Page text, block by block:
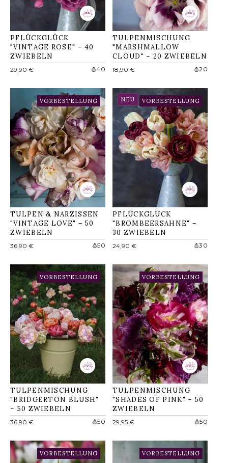
PFLÜCKGLÜCK
"VINTAGE ROSE" – 40
ZWIEBELN
Normaler
29,90 € 40
TULPENMISCHUNG
"MARSHMALLOW
CLOUD" – 20 ZWIEBELN
Normaler
18,90 € 20
VORBESTELLUNG
TULPEN & NARZISSEN
"VINTAGE LOVE" – 50
ZWIEBELN
Normaler
36,90 € 50
VORBESTELLUNG
NEU
PFLÜCKGLÜCK
"BROMBEERSAHNE" –
30 ZWIEBELN
Normaler
24,90 € 30
VORBESTELLUNG
TULPENMISCHUNG
"BRIDGERTON BLUSH"
– 50 ZWIEBELN
Normaler
36,90 € 50
VORBESTELLUNG
TULPENMISCHUNG
"SHADES OF PINK" – 50
ZWIEBELN
Normaler
29,95 € 50
VORBESTELLUNG VORBESTELLUNG